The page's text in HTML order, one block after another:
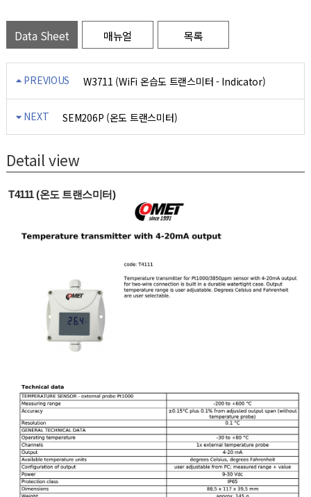
Data Sheet 매뉴얼 목록
PREVIOUS W3711 (WiFi 온습도 트랜스미터 - Indicator)
NEXT SEM206P (온도 트랜스미터)
Detail view
T4111 (온도 트랜스미터)